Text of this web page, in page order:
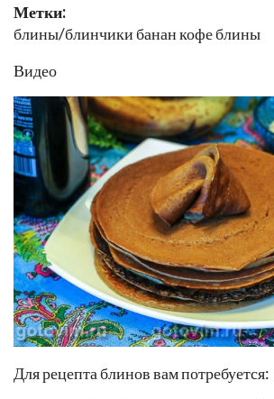
Метки:
блины/блинчики банан кофе блины
Видео
Для рецепта блинов вам потребуется: